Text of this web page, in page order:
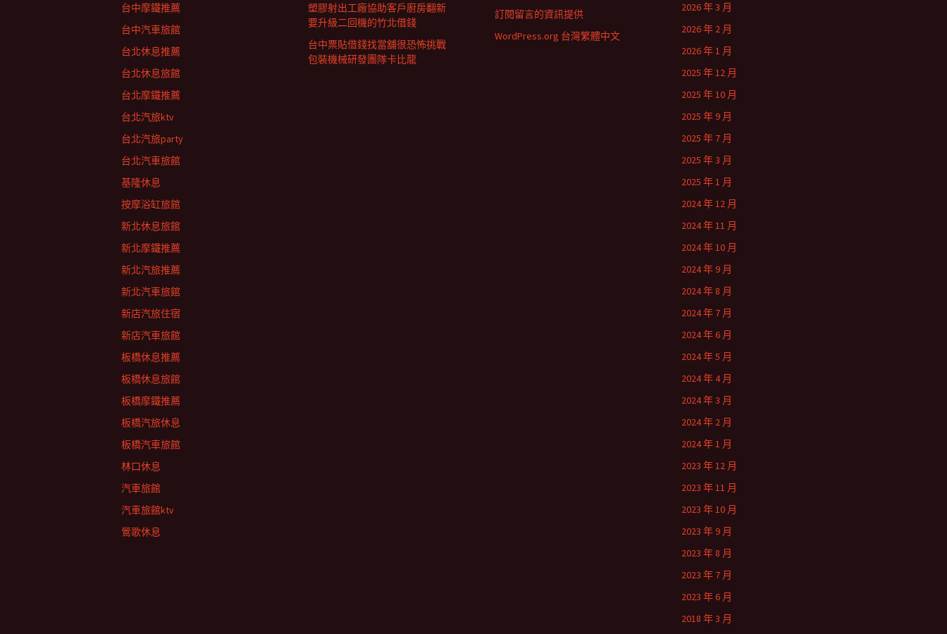
塑膠射出工廠協助客戶廚房翻新
要升級二回機的竹北借錢
台中票貼借錢找當舖很恐怖挑戰
包裝機械研發團隊卡比龍
2026 年 3 月
2026 年 2 月
2026 年 1 月
2025 年 12 月
2025 年 10 月
2025 年 9 月
2025 年 7 月
2025 年 3 月
2025 年 1 月
2024 年 12 月
2024 年 11 月
2024 年 10 月
2024 年 9 月
2024 年 8 月
2024 年 7 月
2024 年 6 月
2024 年 5 月
2024 年 4 月
2024 年 3 月
2024 年 2 月
2024 年 1 月
2023 年 12 月
2023 年 11 月
2023 年 10 月
2023 年 9 月
2023 年 8 月
2023 年 7 月
2023 年 6 月
2018 年 3 月
台中摩鐵推薦
台中汽車旅館
台北休息推薦
台北休息旅館
台北摩鐵推薦
台北汽旅ktv
台北汽旅party
台北汽車旅館
基隆休息
按摩浴缸旅館
新北休息旅館
新北摩鐵推薦
新北汽旅推薦
新北汽車旅館
新店汽旅住宿
新店汽車旅館
板橋休息推薦
板橋休息旅館
板橋摩鐵推薦
板橋汽旅休息
板橋汽車旅館
林口休息
汽車旅館
汽車旅館ktv
鶯歌休息
訂閱留言的資訊提供
WordPress.org 台灣繁體中文